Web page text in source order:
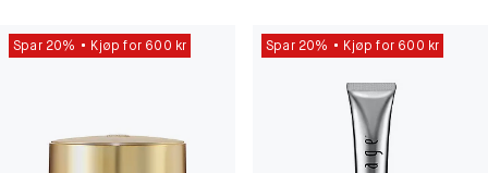
Spar 20% Kjøp for 600 kr Spar 20% Kjøp for 600 kr